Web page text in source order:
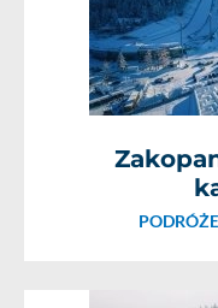
PODRÓŻE